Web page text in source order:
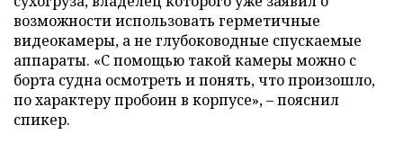
возможности использовать герметичные
видеокамеры, а не глубоководные спускаемые
аппараты. «С помощью такой камеры можно с
борта судна осмотреть и понять, что произошло,
по характеру пробоин в корпусе», – пояснил
спикер.